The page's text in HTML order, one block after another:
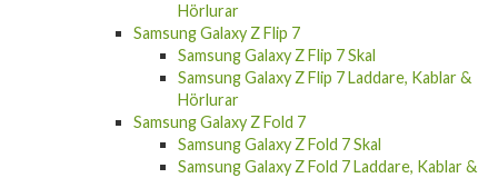
Hörlurar
Samsung Galaxy Z Flip 7
Samsung Galaxy Z Flip 7 Skal
Samsung Galaxy Z Flip 7 Laddare, Kablar &
Hörlurar
Samsung Galaxy Z Fold 7
Samsung Galaxy Z Fold 7 Skal
Samsung Galaxy Z Fold 7 Laddare, Kablar &